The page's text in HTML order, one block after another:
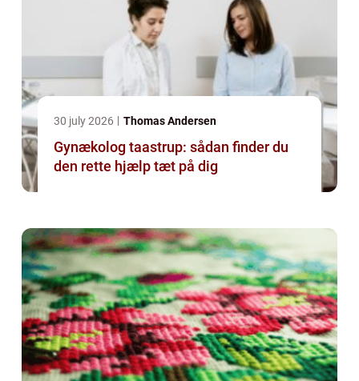
30 july 2026 Thomas Andersen
Gynækolog taastrup: sådan finder du
den rette hjælp tæt på dig